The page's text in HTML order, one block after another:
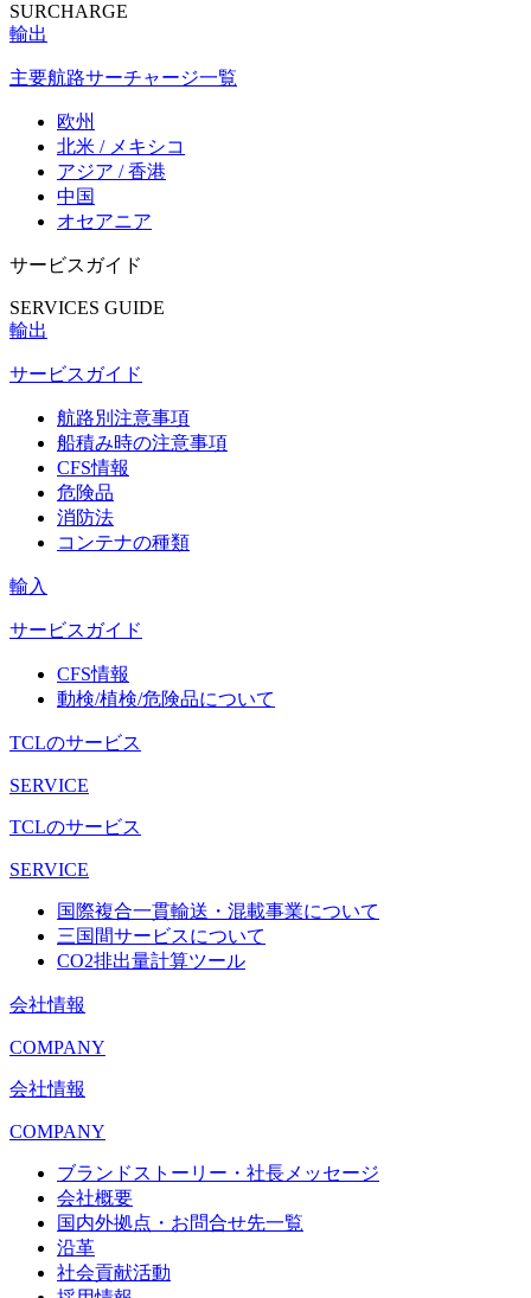
SURCHARGE
輸出
主要航路サーチャージ一覧
欧州
北米 / メキシコ
アジア / 香港
中国
オセアニア
サービスガイド
SERVICES GUIDE
輸出
サービスガイド
航路別注意事項
船積み時の注意事項
CFS情報
危険品
消防法
コンテナの種類
輸入
サービスガイド
CFS情報
動検/植検/危険品について
TCLのサービス
SERVICE
TCLのサービス
SERVICE
国際複合一貫輸送・混載事業について
三国間サービスについて
CO2排出量計算ツール
会社情報
COMPANY
会社情報
COMPANY
ブランドストーリー・社長メッセージ
会社概要
国内外拠点・お問合せ先一覧
沿革
社会貢献活動